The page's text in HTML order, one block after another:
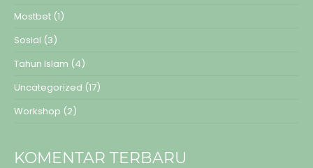
Mostbet (1)
Sosial (3)
Tahun Islam (4)
Uncategorized (17)
Workshop (2)
KOMENTAR TERBARU